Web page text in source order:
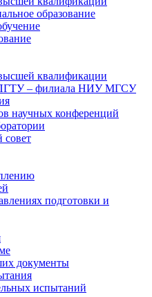
образование
квалификации
ПГТУ – филиала НИУ МГСУ
научных конференций
совет
подготовки и
документы
испытаний